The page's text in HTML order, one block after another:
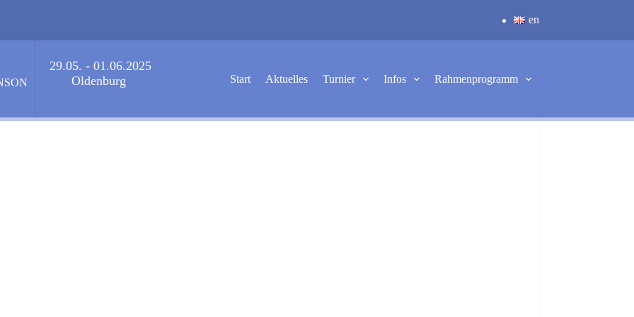
en
29.05. - 01.06.2025
Oldenburg
Start Aktuelles Turnier Infos Rahmenprogramm